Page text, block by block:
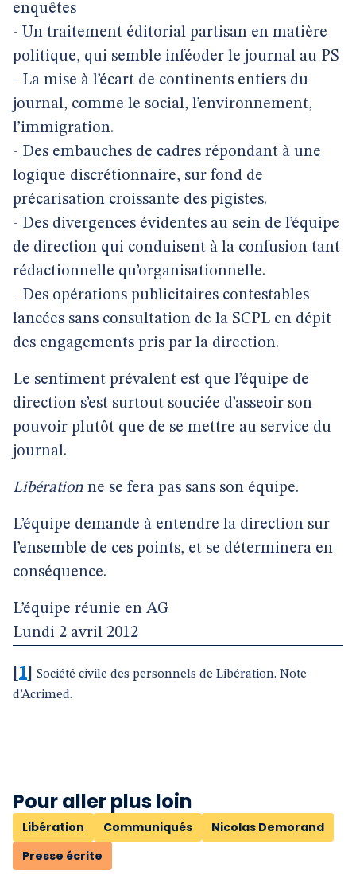
enquêtes
- Un traitement éditorial partisan en matière
politique, qui semble inféoder le journal au PS
- La mise à l’écart de continents entiers du
journal, comme le social, l’environnement,
l’immigration.
- Des embauches de cadres répondant à une
logique discrétionnaire, sur fond de
précarisation croissante des pigistes.
- Des divergences évidentes au sein de l’équipe
de direction qui conduisent à la confusion tant
rédactionnelle qu’organisationnelle.
- Des opérations publicitaires contestables
lancées sans consultation de la SCPL en dépit
des engagements pris par la direction.
Le sentiment prévalent est que l’équipe de
direction s’est surtout souciée d’asseoir son
pouvoir plutôt que de se mettre au service du
journal.
Libération ne se fera pas sans son équipe.
L’équipe demande à entendre la direction sur
l’ensemble de ces points, et se déterminera en
conséquence.
L’équipe réunie en AG
Lundi 2 avril 2012
1
Société civile des personnels de Libération. Note
d’Acrimed.
Pour aller plus loin
Libération Communiqués
Nicolas Demorand
Presse écrite